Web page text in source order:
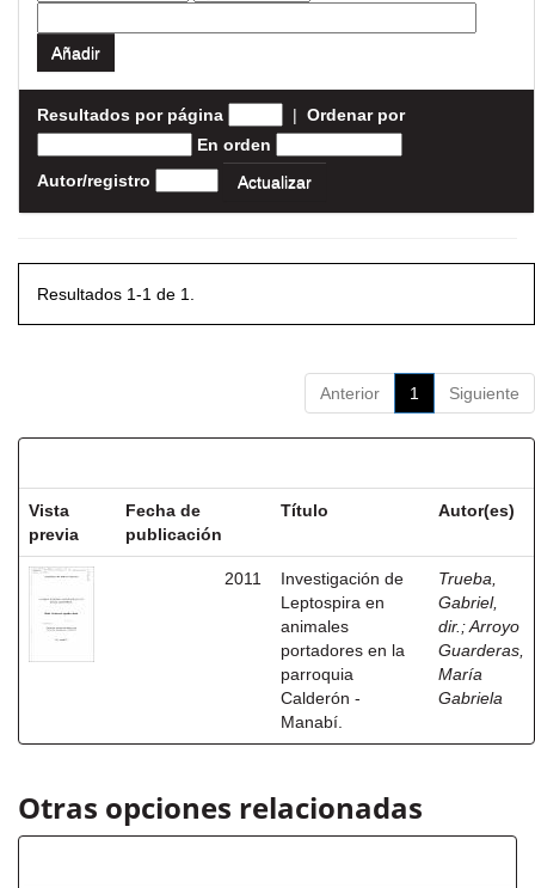
Resultados por página | Ordenar por
En orden
Autor/registro
Resultados 1-1 de 1.
Anterior 1 Siguiente
Vista
previa
Fecha de
publicación
Título Autor(es)
2011
Investigación de
Leptospira en
animales
portadores en la
parroquia
Calderón -
Manabí.
Trueba,
Gabriel,
dir. ;Arroyo
Guarderas,
María
Gabriela
Otras opciones relacionadas